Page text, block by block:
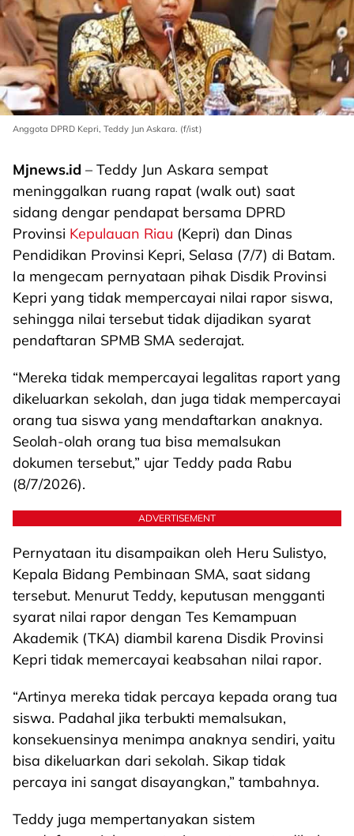
Anggota DPRD Kepri, Teddy Jun Askara. (f/ist)
Mjnews.id – Teddy Jun Askara sempat
meninggalkan ruang rapat (walk out) saat
sidang dengar pendapat bersama DPRD
Provinsi Kepulauan Riau (Kepri) dan Dinas
Pendidikan Provinsi Kepri, Selasa (7/7) di Batam.
Ia mengecam pernyataan pihak Disdik Provinsi
Kepri yang tidak mempercayai nilai rapor siswa,
sehingga nilai tersebut tidak dijadikan syarat
pendaftaran SPMB SMA sederajat.
“Mereka tidak mempercayai legalitas raport yang
dikeluarkan sekolah, dan juga tidak mempercayai
orang tua siswa yang mendaftarkan anaknya.
Seolah-olah orang tua bisa memalsukan
dokumen tersebut,” ujar Teddy pada Rabu
(8/7/2026).
ADVERTISEMENT
Pernyataan itu disampaikan oleh Heru Sulistyo,
Kepala Bidang Pembinaan SMA, saat sidang
tersebut. Menurut Teddy, keputusan mengganti
syarat nilai rapor dengan Tes Kemampuan
Akademik (TKA) diambil karena Disdik Provinsi
Kepri tidak memercayai keabsahan nilai rapor.
“Artinya mereka tidak percaya kepada orang tua
siswa. Padahal jika terbukti memalsukan,
konsekuensinya menimpa anaknya sendiri, yaitu
bisa dikeluarkan dari sekolah. Sikap tidak
percaya ini sangat disayangkan,” tambahnya.
Teddy juga mempertanyakan sistem